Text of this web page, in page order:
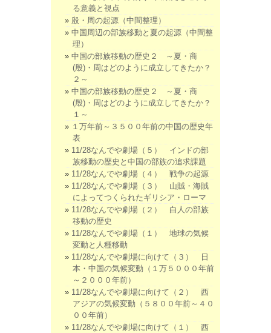
る意義と視点
殷・周の起源（中間整理）
中国周辺の部族移動と夏の起源（中間整
理）
中国の部族移動の歴史２ ～夏・商
(殷)・周はどのように成立してきたか？
２～
中国の部族移動の歴史２ ～夏・商
(殷)・周はどのように成立してきたか？
１～
１万年前～３５００年前の中国の歴史年
表
11/28なんでや劇場（５） インドの部
族移動の歴史と中国の部族の追求課題
11/28なんでや劇場（４） 戦争の起源
11/28なんでや劇場（３） 山賊・海賊
によってつくられたギリシア・ローマ
11/28なんでや劇場（２） 白人の部族
移動の歴史
11/28なんでや劇場（１） 地球の気候
変動と人種移動
11/28なんでや劇場に向けて（３） 日
本・中国の気候変動（１万５０００年前
～２０００年前）
11/28なんでや劇場に向けて（２） 西
アジアの気候変動（５８００年前～４０
００年前）
11/28なんでや劇場に向けて（１） 西